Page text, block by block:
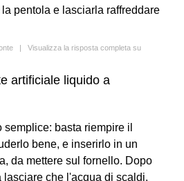
pentola e lasciarla raffreddare
| Visualizza la risposta completa su
artificiale liquido a
semplice: basta riempire il
bene, e inserirlo in un
da mettere sul fornello. Dopo
che l'acqua di scaldi,